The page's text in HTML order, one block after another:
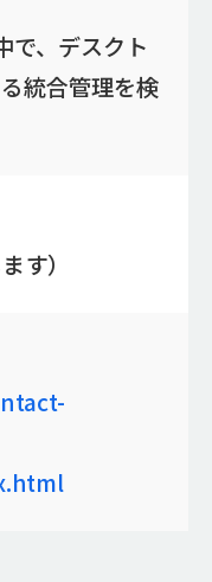
で、デスクト
統合管理を検
す）